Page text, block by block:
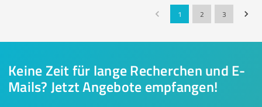
1 2 3
Keine Zeit für lange Recherchen und E-
Mails? Jetzt Angebote empfangen!